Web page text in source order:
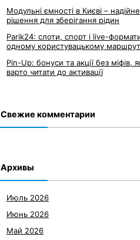
Модульні ємності в Києві – надійне
рішення для зберігання рідин
Parik24: слоти, спорт і live-
одному користувацькому
Pin-Up: бонуси та акції без міфів,
варто читати до активації
Свежие комментарии
Архивы
Июль 2026
Июнь 2026
Май 2026